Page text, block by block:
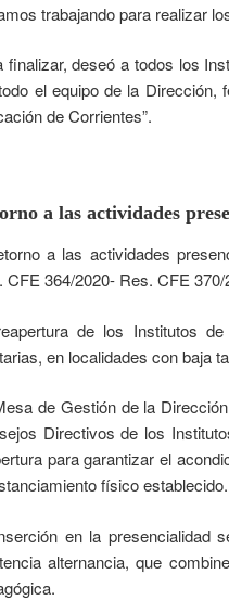
trabajando para realizar
finalizar, deseó a todos los
el equipo de la Dirección,
de Corrientes”.
a las actividades
a las actividades
CFE 364/2020- Res. CFE
de los Institutos
en localidades con baja
de Gestión de la
Directivos de los
para garantizar el
físico establecido.
en la presencialidad
alternancia, que